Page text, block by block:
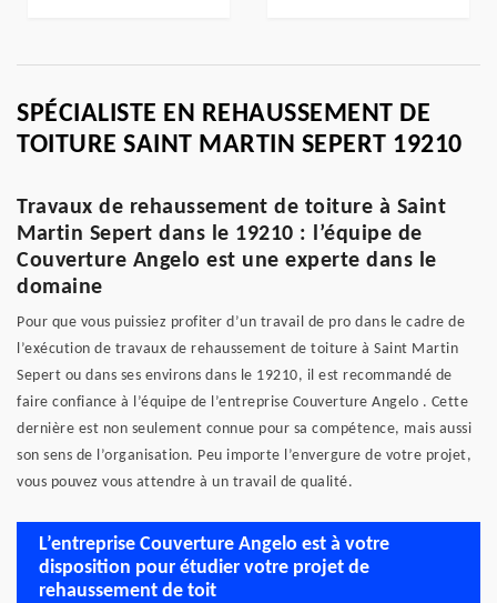
SPÉCIALISTE EN REHAUSSEMENT DE
TOITURE SAINT MARTIN SEPERT 19210
Travaux de rehaussement de toiture à Saint
Martin Sepert dans le 19210 : l’équipe de
Couverture Angelo est une experte dans le
domaine
Pour que vous puissiez profiter d’un travail de pro dans le cadre de
l’exécution de travaux de rehaussement de toiture à Saint Martin
Sepert ou dans ses environs dans le 19210, il est recommandé de
faire confiance à l’équipe de l’entreprise Couverture Angelo . Cette
dernière est non seulement connue pour sa compétence, mais aussi
son sens de l’organisation. Peu importe l’envergure de votre projet,
vous pouvez vous attendre à un travail de qualité.
L’entreprise Couverture Angelo est à votre
disposition pour étudier votre projet de
rehaussement de toit